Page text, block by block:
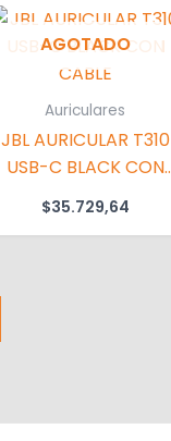
AGOTADO
Auriculares
JBL AURICULAR T310
USB-C BLACK CON
CABLE
$35.729,64